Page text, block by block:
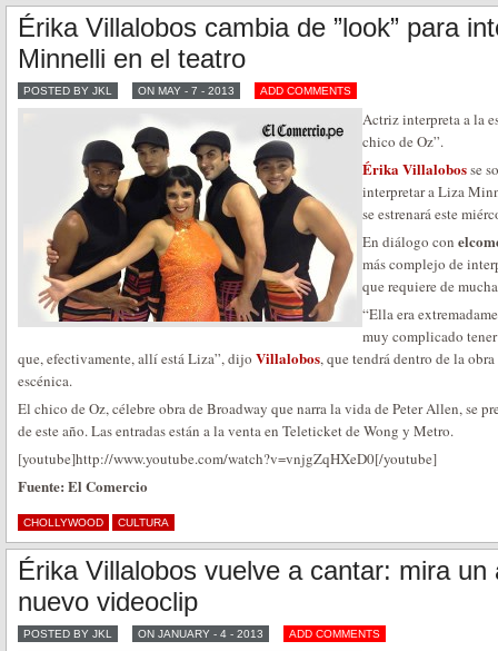
Érika Villalobos cambia de ”look” para
Minnelli en el teatro
POSTED BY JKL ON MAY - 7 - 2013 ADD COMMENTS
Actriz interpreta a la
chico de Oz”.
Érika Villalobosse
interpretar a Liza
se estrenará este
En diálogo con
más complejo de
que requiere de
“Ella era
muy complicado
que, efectivamente, allí está Liza”, dijo Villalobos, que tendrá dentro de la
escénica.
El chico de Oz, célebre obra de Broadway que narra la vida de Peter Allen, se
de este año. Las entradas están a la venta en Teleticket de Wong y Metro.
[youtube]http://www.youtube.com/watch?v=vnjgZqHXeD0[/youtube]
Fuente: El Comercio
CHOLLYWOOD CULTURA
Érika Villalobos vuelve a cantar: mira un
nuevo videoclip
POSTED BY JKL ON JANUARY - 4 - 2013 ADD COMMENTS